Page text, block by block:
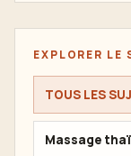
EXPLORER LE
TOUS LES
Massage thaï